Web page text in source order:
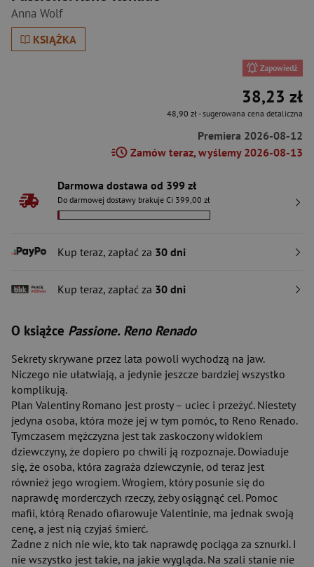
Anna Wolf
KSIĄŻKA
Zapowiedź
38,23 zł
48,90 zł- sugerowana cena detaliczna
Premiera 2026-08-12
Zamów teraz, wyślemy 2026-08-13
Darmowa dostawa od 399 zł
Do darmowej dostawy brakuje Ci 399,00 zł
Kup teraz, zapłać za 30 dni
Kup teraz, zapłać za 30 dni
O książce Passione. Reno Renado
Sekrety skrywane przez lata powoli wychodzą na jaw.
Niczego nie ułatwiają, a jedynie jeszcze bardziej wszystko
komplikują.
Plan Valentiny Romano jest prosty – uciec i przeżyć. Niestety
jedyna osoba, która może jej w tym pomóc, to Reno Renado.
Tymczasem mężczyzna jest tak zaskoczony widokiem
dziewczyny, że dopiero po chwili ją rozpoznaje. Dowiaduje
się, że osoba, która zagraża dziewczynie, od teraz jest
również jego wrogiem. Wrogiem, który posunie się do
naprawdę morderczych rzeczy, żeby osiągnąć cel. Pomoc
mafii, którą Renado ofiarowuje Valentinie, ma jednak swoją
cenę, a jest nią czyjaś śmierć.
Żadne z nich nie wie, kto tak naprawdę pociąga za sznurki. I
nie wszystko jest takie, na jakie wygląda. Na szali stanie nie